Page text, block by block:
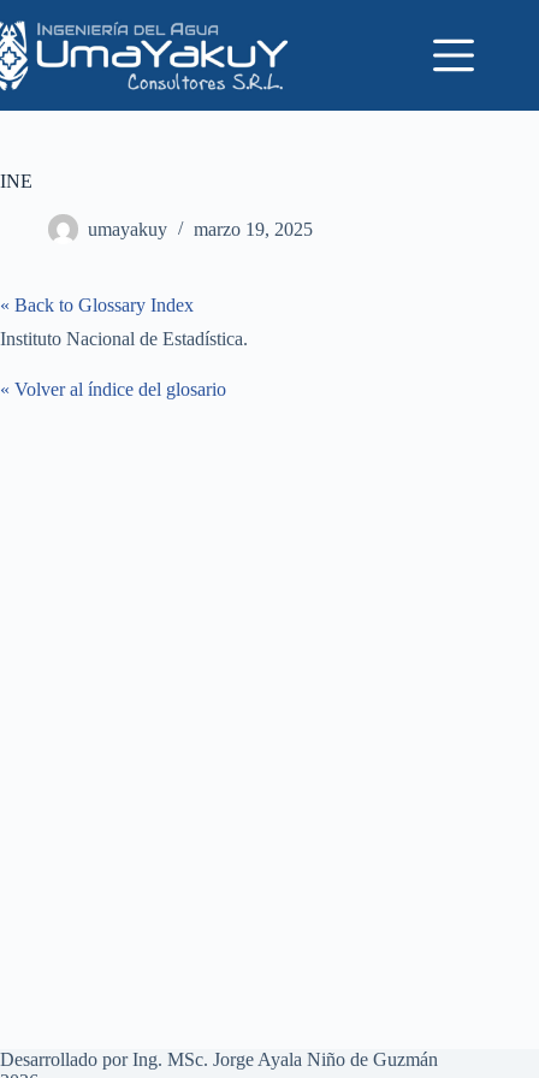
al
contenido
INE
umayakuy marzo 19, 2025
« Back to Glossary Index
Instituto Nacional de Estadística.
« Volver al índice del glosario
Desarrollado por Ing. MSc. Jorge Ayala Niño de Guzmán